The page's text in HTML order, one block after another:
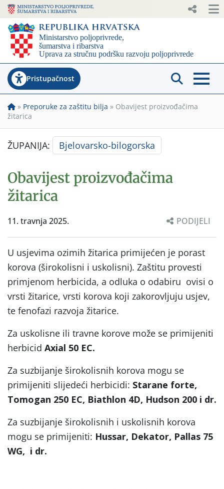
Pristupačnost
» Preporuke za zaštitu bilja » Obavijest proizvođačima
žitarica
ŽUPANIJA: Bjelovarsko-bilogorska
Obavijest proizvođačima
žitarica
11. travnja 2025. PODIJELI
U usjevima ozimih žitarica primijećen je porast
korova (širokolisni i uskolisni). Zaštitu provesti
primjenom herbicida, a odluka o odabiru ovisi o
vrsti žitarice, vrsti korova koji zakorovljuju usjev,
te fenofazi razvoja žitarice.
Za uskolisne ili travne korove može se primijeniti
herbicid Axial 50 EC.
Za suzbijanje širokolisnih korova mogu se
primijeniti slijedeći herbicidi: Starane forte,
Tomogan 250 EC, Biathlon 4D, Hudson 200 i dr.
Za suzbijanje širokolisnih i uskolisnih korova
mogu se primijeniti: Hussar, Dekator, Pallas 75
WG, i dr.